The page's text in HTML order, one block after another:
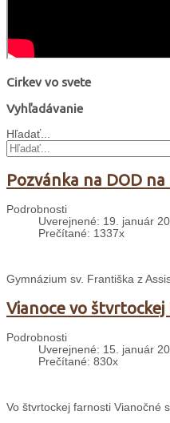
Cirkev vo svete
Vyhľadávanie
Hľadať...
Pozvánka na DOD
Podrobnosti
Uverejnené: 19. január
Prečítané: 1337x
Gymnázium sv. Františka z
Vianoce vo
Podrobnosti
Uverejnené: 15. január
Prečítané: 830x
Vo štvrtockej farnosti Vianočné